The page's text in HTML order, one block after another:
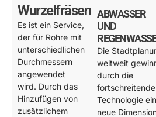
Wurzelfräsen
Es ist ein Service,
der für Rohre mit
unterschiedlichen
Durchmessern
angewendet
wird. Durch das
Hinzufügen von
zusätzlichem
ABWASSER
UND
Die
weltweit
durch die
fortschreitende
Technologie
neue